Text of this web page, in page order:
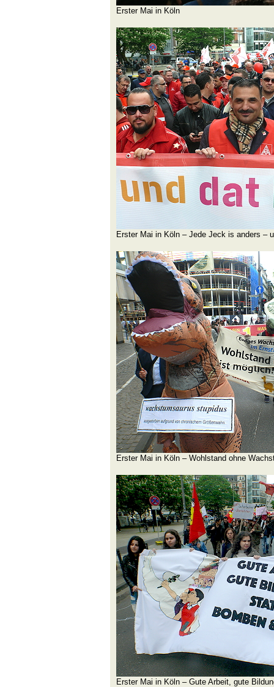
Erster Mai in Köln
Erster Mai in Köln – Jede Jeck is anders –
Erster Mai in Köln – Wohlstand ohne
Erster Mai in Köln – Gute Arbeit, gute